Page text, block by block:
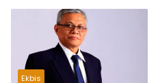
Ekbis